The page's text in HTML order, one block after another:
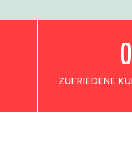
ZUFRIEDENE
0